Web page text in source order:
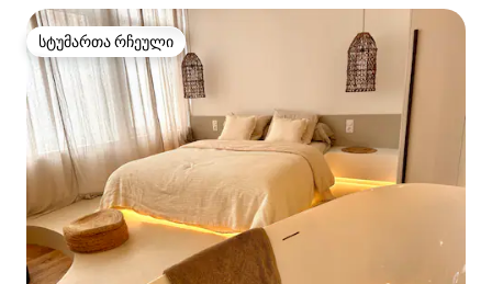
სტუმართა რჩეული
სტუმართა რჩეული